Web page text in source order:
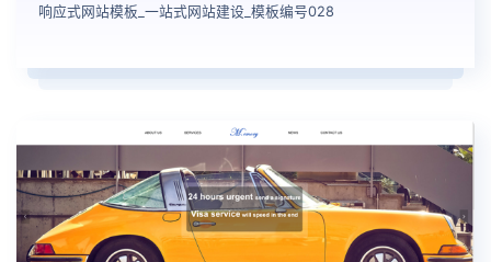
响应式网站模板_一站式网站建设_模板编号028